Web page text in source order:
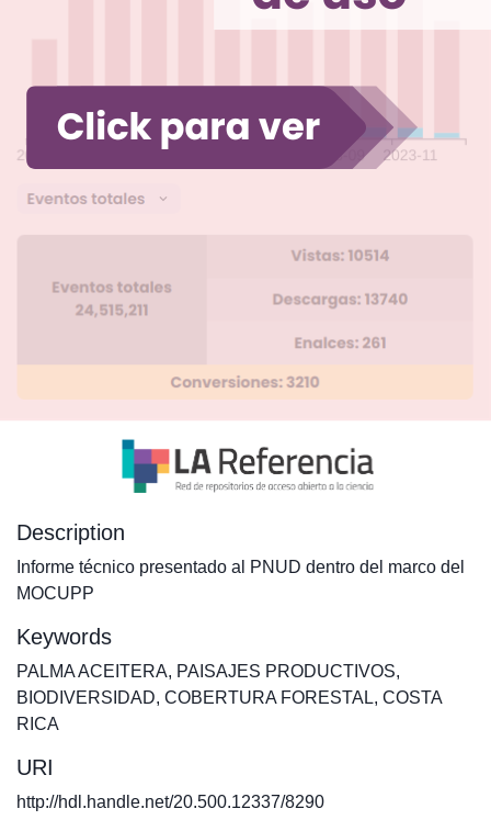
Description
Informe técnico presentado al PNUD dentro del marco del
MOCUPP
Keywords
PALMA ACEITERA, PAISAJES PRODUCTIVOS,
BIODIVERSIDAD, COBERTURA FORESTAL, COSTA
RICA
URI
http://hdl.handle.net/20.500.12337/8290